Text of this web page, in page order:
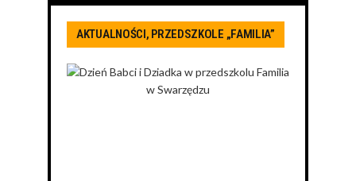
AKTUALNOŚCI , PRZEDSZKOLE „FAMILIA”